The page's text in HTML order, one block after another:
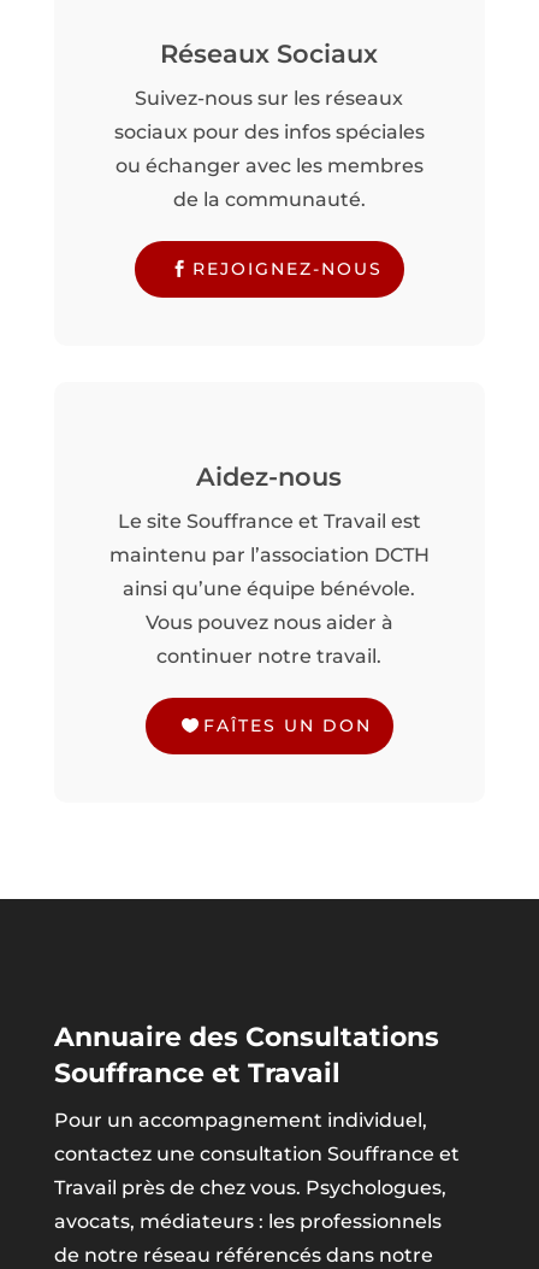
Réseaux Sociaux
Suivez-nous sur les réseaux
sociaux pour des infos spéciales
ou échanger avec les membres
de la communauté.
REJOIGNEZ-NOUS
Aidez-nous
Le site Souffrance et Travail est
maintenu par l’association DCTH
ainsi qu’une équipe bénévole.
Vous pouvez nous aider à
continuer notre travail.
FAÎTES UN DON
Annuaire des Consultations
Souffrance et Travail
Pour un accompagnement individuel,
contactez une consultation Souffrance et
Travail près de chez vous. Psychologues,
avocats, médiateurs : les professionnels
de notre réseau référencés dans notre